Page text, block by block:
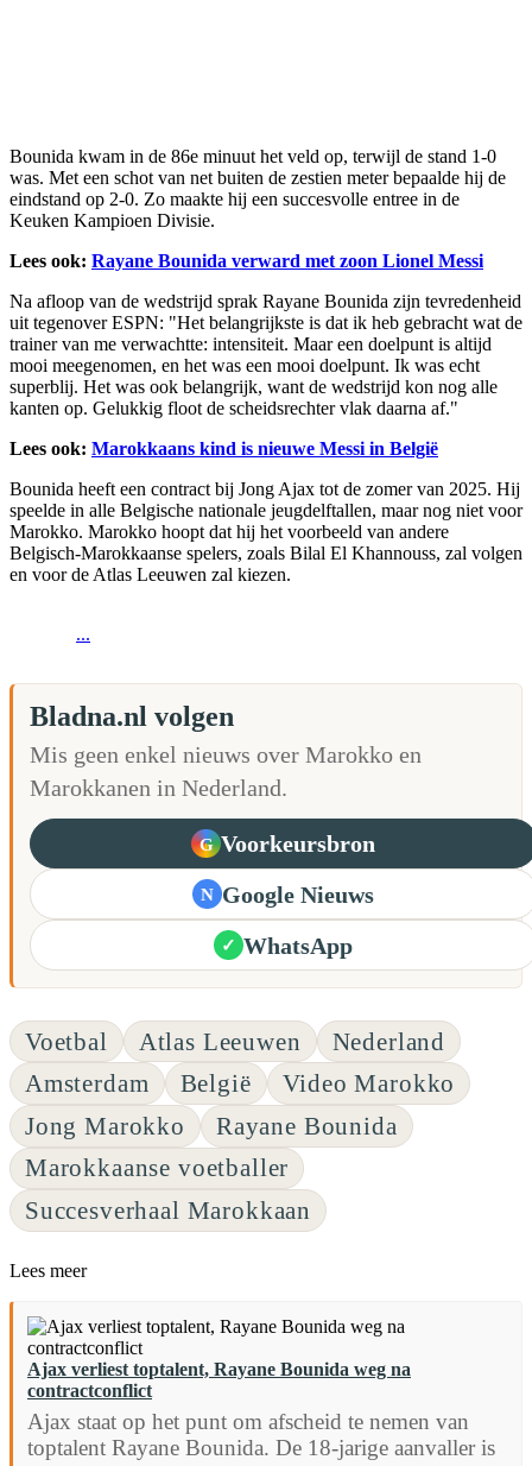
Bounida kwam in de 86e minuut het veld op, terwijl de stand 1-0
was. Met een schot van net buiten de zestien meter bepaalde hij de
eindstand op 2-0. Zo maakte hij een succesvolle entree in de
Keuken Kampioen Divisie.
Lees ook: Rayane Bounida verward met zoon Lionel Messi
Na afloop van de wedstrijd sprak Rayane Bounida zijn tevredenheid
uit tegenover ESPN: "Het belangrijkste is dat ik heb gebracht wat de
trainer van me verwachtte: intensiteit. Maar een doelpunt is altijd
mooi meegenomen, en het was een mooi doelpunt. Ik was echt
superblij. Het was ook belangrijk, want de wedstrijd kon nog alle
kanten op. Gelukkig floot de scheidsrechter vlak daarna af."
Lees ook: Marokkaans kind is nieuwe Messi in België
Bounida heeft een contract bij Jong Ajax tot de zomer van 2025. Hij
speelde in alle Belgische nationale jeugdelftallen, maar nog niet voor
Marokko. Marokko hoopt dat hij het voorbeeld van andere
Belgisch-Marokkaanse spelers, zoals Bilal El Khannouss, zal volgen
en voor de Atlas Leeuwen zal kiezen.
...
Bladna.nl volgen
Mis geen enkel nieuws over Marokko en
Marokkanen in Nederland.
G Voorkeursbron
N Google Nieuws
✓ WhatsApp
Voetbal Atlas Leeuwen
Nederland
Amsterdam
België
Video Marokko
Jong Marokko
Rayane Bounida
Marokkaanse voetballer
Succesverhaal Marokkaan
Lees meer
Ajax verliest toptalent, Rayane Bounida weg na
contractconflict
Ajax staat op het punt om afscheid te nemen van
toptalent Rayane Bounida. De 18-jarige aanvaller is